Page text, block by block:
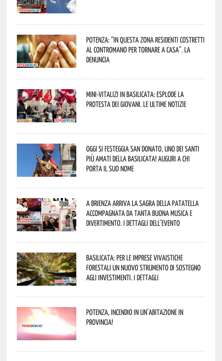
Potenza: “In questa zona residenti costretti
al contromano per tornare a casa”. La
denuncia
Mini-vitalizi in Basilicata: esplode la
protesta dei giovani. Le ultime notizie
Oggi si festeggia San Donato, uno dei Santi
più amati della Basilicata! Auguri a chi
porta il suo nome
A Brienza arriva la Sagra della Patatella
accompagnata da tanta buona musica e
divertimento. I dettagli dell’evento
Basilicata: per le imprese vivaistiche
forestali un nuovo strumento di sostegno
agli investimenti. I dettagli
Potenza, incendio in un’abitazione in
provincia!